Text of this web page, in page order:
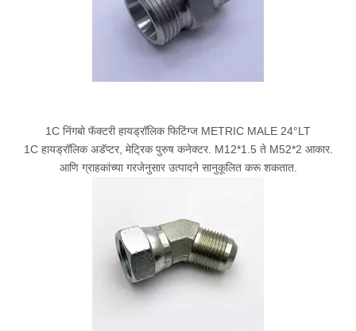
1C निंगबो फॅक्टरी हायड्रॉलिक फिटिंग्ज METRIC MALE 24°LT
1C हायड्रॉलिक अडॅप्टर, मेट्रिक पुरुष कनेक्टर. M12*1.5 ते M52*2 आकार.
आणि ग्राहकांच्या गरजेनुसार उत्पादने सानुकूलित करू शकतात.